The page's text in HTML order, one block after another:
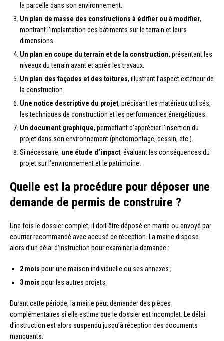
la parcelle dans son environnement.
Un plan de masse des constructions à édifier ou à modifier,
montrant l’implantation des bâtiments sur le terrain et leurs
dimensions.
Un plan en coupe du terrain et de la construction, présentant les
niveaux du terrain avant et après les travaux.
Un plan des façades et des toitures, illustrant l’aspect extérieur de
la construction.
Une notice descriptive du projet, précisant les matériaux utilisés,
les techniques de construction et les performances énergétiques.
Un document graphique, permettant d’apprécier l’insertion du
projet dans son environnement (photomontage, dessin, etc.).
Si nécessaire, une étude d’impact, évaluant les conséquences du
projet sur l’environnement et le patrimoine.
Quelle est la procédure pour déposer une
demande de permis de construire ?
Une fois le dossier complet, il doit être déposé en mairie ou envoyé par
courrier recommandé avec accusé de réception. La mairie dispose
alors d’un délai d’instruction pour examiner la demande :
2 mois pour une maison individuelle ou ses annexes ;
3 mois pour les autres projets.
Durant cette période, la mairie peut demander des pièces
complémentaires si elle estime que le dossier est incomplet. Le délai
d’instruction est alors suspendu jusqu’à réception des documents
manquants.